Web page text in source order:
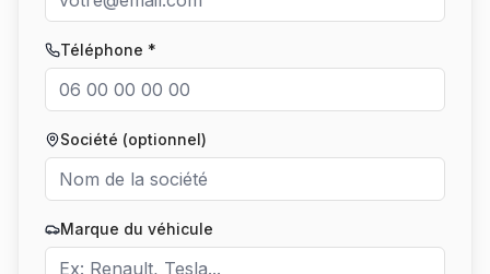
Téléphone *
Société (optionnel)
Marque du véhicule